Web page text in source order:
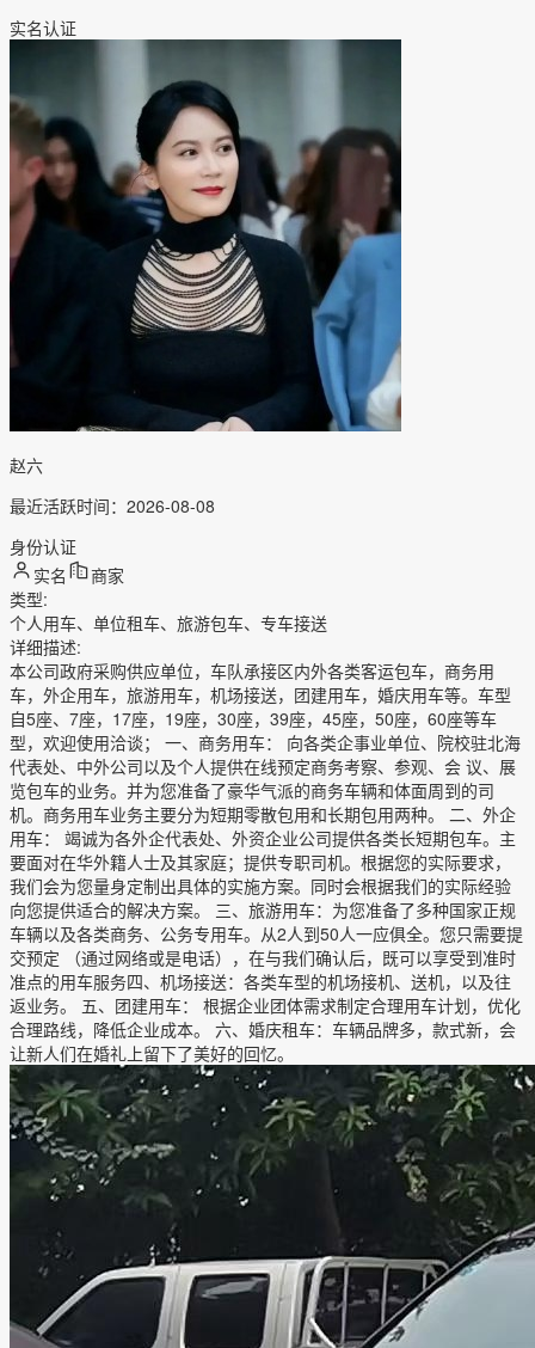
实名认证
赵六
最近活跃时间： 2026-08-08
身份认证
实名
商家
类型:
个人用车、单位租车、旅游包车、专车接送
详细描述:
本公司政府采购供应单位，车队承接区内外各类客运包车，商务用
车，外企用车，旅游用车，机场接送，团建用车，婚庆用车等。车型
自5座、7座，17座，19座，30座，39座，45座，50座，60座等车
型，欢迎使用洽谈； 一、商务用车： 向各类企事业单位、院校驻北海
代表处、中外公司以及个人提供在线预定商务考察、参观、会 议、展
览包车的业务。并为您准备了豪华气派的商务车辆和体面周到的司
机。商务用车业务主要分为短期零散包用和长期包用两种。 二、外企
用车： 竭诚为各外企代表处、外资企业公司提供各类长短期包车。主
要面对在华外籍人士及其家庭；提供专职司机。根据您的实际要求，
我们会为您量身定制出具体的实施方案。同时会根据我们的实际经验
向您提供适合的解决方案。 三、旅游用车：为您准备了多种国家正规
车辆以及各类商务、公务专用车。从2人到50人一应俱全。您只需要提
交预定 （通过网络或是电话），在与我们确认后，既可以享受到准时
准点的用车服务四、机场接送：各类车型的机场接机、送机，以及往
返业务。 五、团建用车： 根据企业团体需求制定合理用车计划，优化
合理路线，降低企业成本。 六、婚庆租车：车辆品牌多，款式新，会
让新人们在婚礼上留下了美好的回忆。